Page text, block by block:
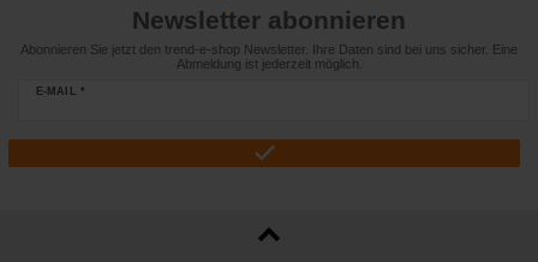
Newsletter abonnieren
Abonnieren Sie jetzt den trend-e-shop Newsletter. Ihre Daten sind bei uns sicher. Eine
Abmeldung ist jederzeit möglich.
E-MAIL *